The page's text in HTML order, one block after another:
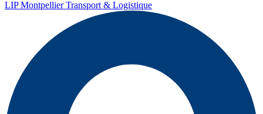
LIP Montpellier Transport & Logistique